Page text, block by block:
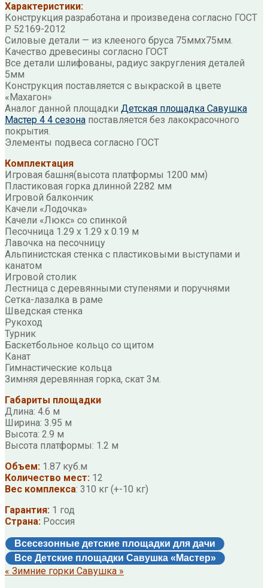
Характеристики:
Конструкция разработана и произведена согласно ГОСТ
Р 52169-2012
Силовые детали — из клееного бруса 75ммх75мм.
Качество древесины согласно ГОСТ
Все детали шлифованы, радиус закругления деталей
5мм
Конструкция поставляется с выкраской в цвете
«Махагон»
Аналог данной площадки Детская площадка Савушка
Мастер 4 4 сезона поставляется без лакокрасочного
покрытия.
Элементы подвеса согласно ГОСТ
Комплектация
Игровая башня(высота платформы 1200 мм)
Пластиковая горка длинной 2282 мм
Игровой балкончик
Качели «Лодочка»
Качели «Люкс» со спинкой
Песочница 1.29 х 1.29 х 0.19 м
Лавочка на песочницу
Альпинистская стенка с пластиковыми выступами и
канатом
Игровой столик
Лестница с деревянными ступенями и поручнями
Сетка-лазалка в раме
Шведская стенка
Рукоход
Турник
Баскетбольное кольцо со щитом
Канат
Гимнастические кольца
Зимняя деревянная горка, скат 3м.
Габариты площадки
Длина: 4.6 м
Ширина: 3.95 м
Высота: 2.9 м
Высота платформы: 1.2 м
Объем: 1.87 куб.м
Количество мест: 12
Вес комплекса: 310 кг (+-10 кг)
Гарантия: 1 год
Страна: Россия
Всесезонные детские площадки для дачи
Все Детские площадки Савушка «Мастер»
« Зимние горки Савушка »